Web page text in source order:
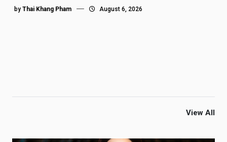
by Thai Khang Pham August 6, 2026
View All